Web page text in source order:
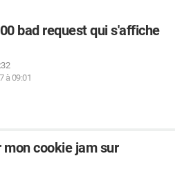
bad request qui s'affiche
à 09:01
cookie jam sur